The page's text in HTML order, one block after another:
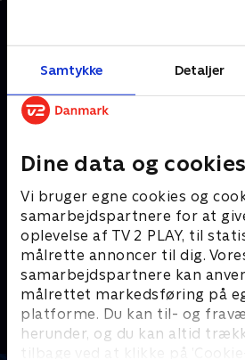
Samtykke Detaljer
Dine data og cookies
Vi bruger egne cookies og
samarbejdspartnere for at
oplevelse af TV 2 PLAY, til
målrette annoncer til dig.
samarbejdspartnere kan
målrettet markedsføring på
platforme. Du kan til- og
herunder, og du kan altid
tilbage ved at klikke på
hendes tag det foregående år.
for at
Andre så også
Vicke Viking
Børneserier • 1 sæsoner